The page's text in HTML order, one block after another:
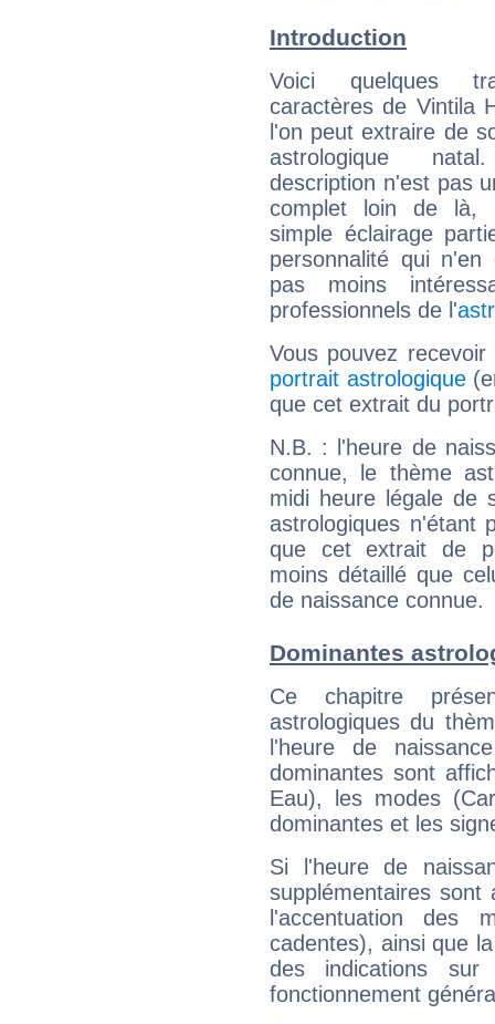
Introduction
Voici quelques
caractères de Vintila
l'on peut extraire de
astrologique
description n'est pas
complet loin de là,
simple éclairage
personnalité qui n'en
pas moins
professionnels de l'
Vous pouvez
portrait astrologique
que cet extrait du
N.B. : l'heure de
connue, le thème
midi heure légale de
astrologiques n'étant
que cet extrait de
moins détaillé que
de naissance connue.
Dominantes
Ce chapitre
astrologiques du
l'heure de
dominantes sont
Eau), les modes
dominantes et les
Si l'heure de
supplémentaires sont
l'accentuation des
cadentes), ainsi que
des indications sur
fonctionnement